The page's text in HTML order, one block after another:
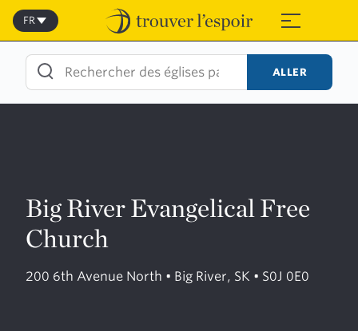
Skip
content
≡
FR
ALLER
Big River Evangelical Free
Church
200 6th Avenue North • Big River, SK • S0J 0E0